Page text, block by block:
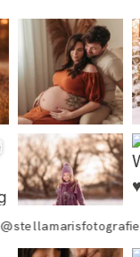
@stellamarisfotografie